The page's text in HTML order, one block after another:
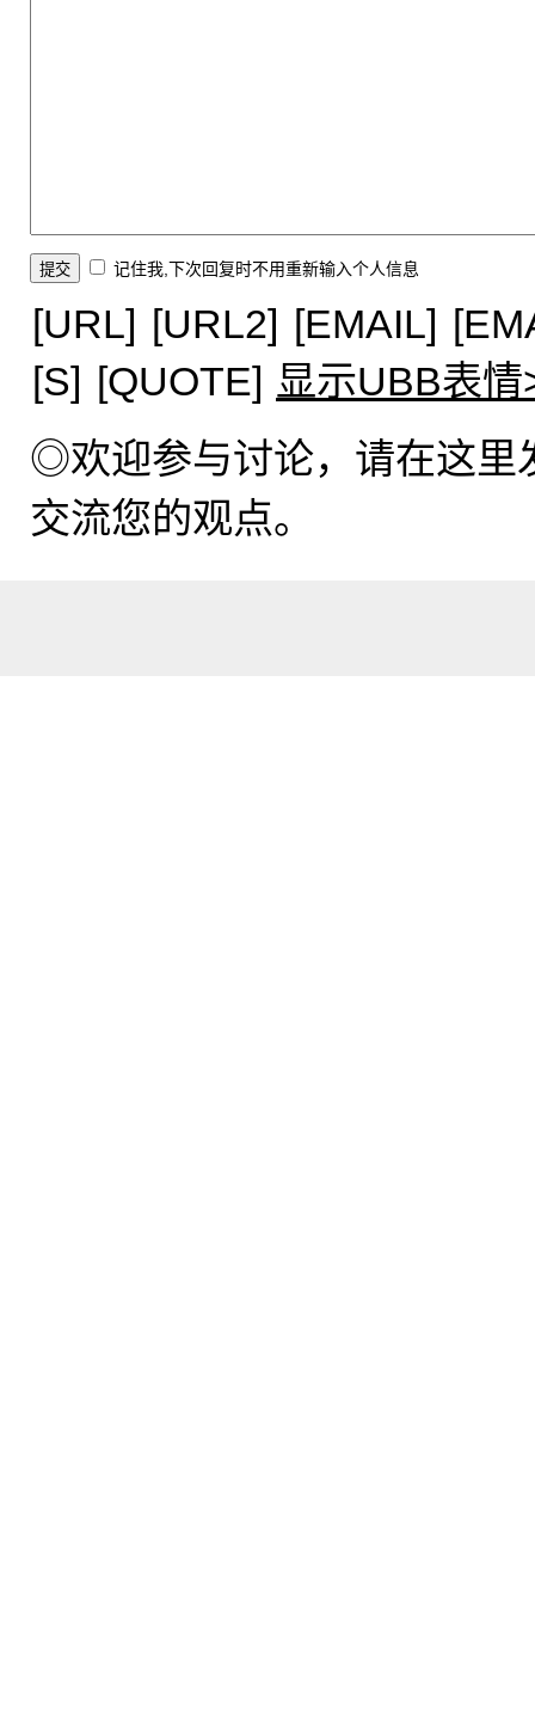
记住我,下次回复时不用重新输入个人信息
[URL] [URL2] [EMAIL]
[S] [QUOTE] 显示UBB表情
◎欢迎参与讨论，请在这里
交流您的观点。